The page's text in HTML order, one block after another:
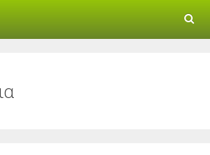
Commons Search